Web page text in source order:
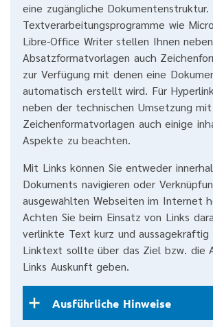
eine zugängliche Dokumentenstruktur.
Textverarbeitungsprogramme wie
Libre-Office Writer stellen Ihnen neben
Absatzformatvorlagen auch
zur Verfügung mit denen eine
automatisch erstellt wird. Für
neben der technischen Umsetzung mit
Zeichenformatvorlagen auch einige
Aspekte zu beachten.
Mit Links können Sie entweder
Dokuments navigieren oder
ausgewählten Webseiten im Internet
Achten Sie beim Einsatz von Links
verlinkte Text kurz und
Linktext sollte über das Ziel bzw. die
Links Auskunft geben.
Ausführliche Hinweise